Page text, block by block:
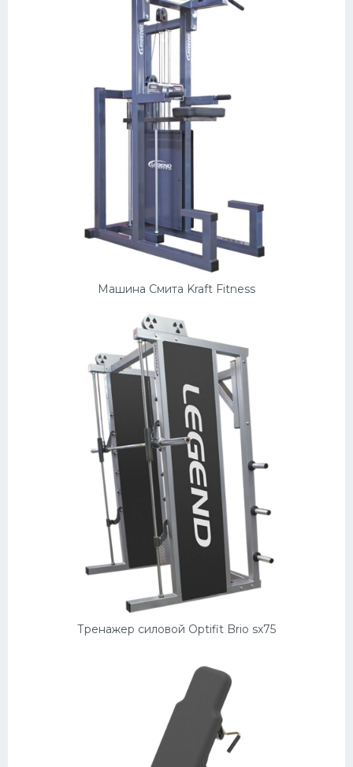
Машина Смита Kraft Fitness
Тренажер силовой Optifit Brio sx75